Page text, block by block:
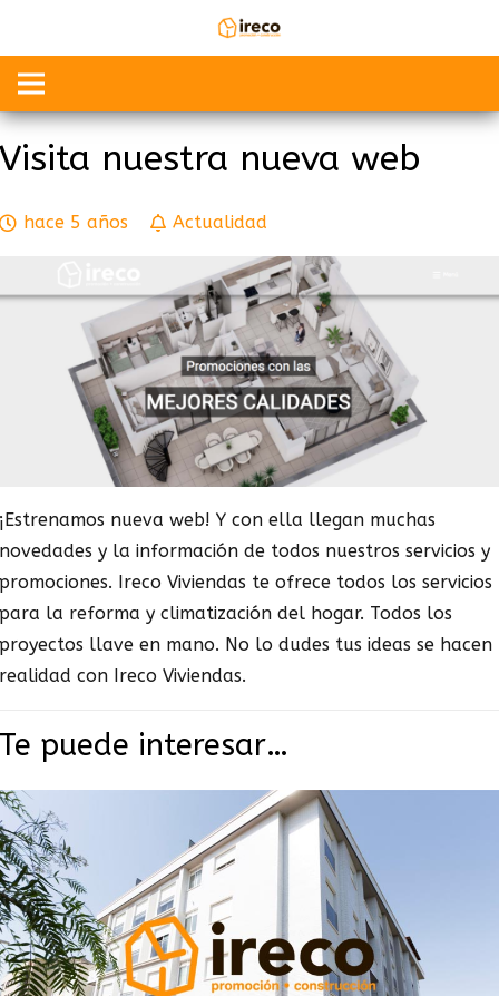
Visita nuestra nueva web
hace 5 años Actualidad
¡Estrenamos nueva web! Y con ella llegan muchas
novedades y la información de todos nuestros servicios y
promociones. Ireco Viviendas te ofrece todos los servicios
para la reforma y climatización del hogar. Todos los
proyectos llave en mano. No lo dudes tus ideas se hacen
realidad con Ireco Viviendas.
Te puede interesar…